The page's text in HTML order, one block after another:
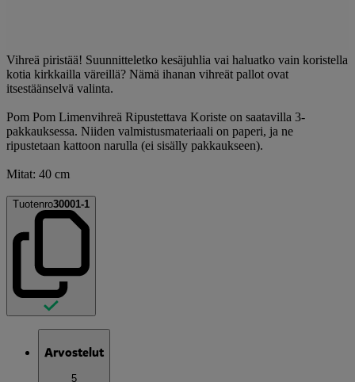
Vihreä piristää! Suunnitteletko kesäjuhlia vai haluatko vain koristella
kotia kirkkailla väreillä? Nämä ihanan vihreät pallot ovat
itsestäänselvä valinta.
Pom Pom Limenvihreä Ripustettava Koriste on saatavilla 3-
pakkauksessa. Niiden valmistusmateriaali on paperi, ja ne
ripustetaan kattoon narulla (ei sisälly pakkaukseen).
Mitat: 40 cm
Tuotenro30001-1
Arvostelut
5